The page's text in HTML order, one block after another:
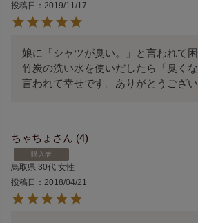
投稿日
2019/11/17
娘に「シャツが臭い。」と言われて困
竹炭の洗い水を使いだしたら「臭く
言われて幸せです。ありがとうござい
ちゃちょ 4
購入者
鳥取県 30代 女性
投稿日
2018/04/21